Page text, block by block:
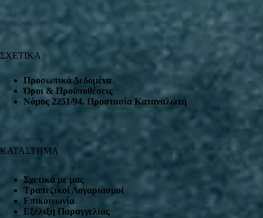
ΣΧΕΤΙΚΑ
Προσωπικά Δεδομένα
Όροι & Προϋποθέσεις
Nόμος 2251/94, Προστασία Καταναλωτή
ΚΑΤΑΣΤΗΜΑ
Σχετικά με μας
Τραπεζικοί Λογαριασμοί
Επικοινωνία
Εξέλιξη Παραγγελίας